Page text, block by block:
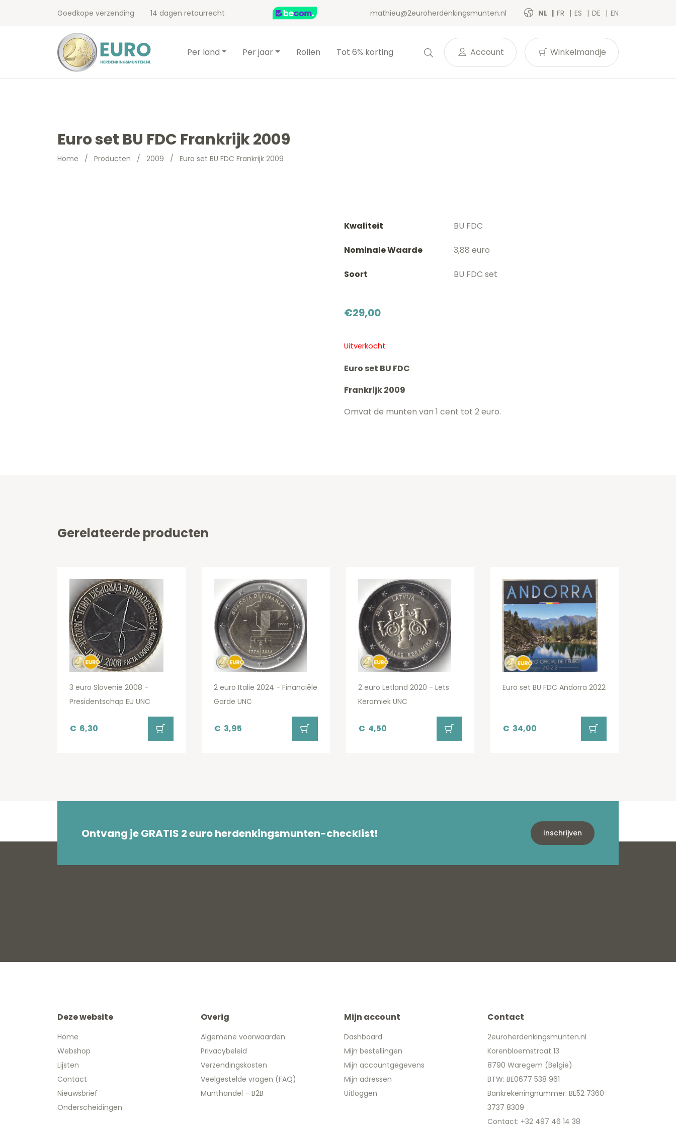
Goedkope verzending 14 dagen retourrecht mathieu@2euroherdenkingsmunten.nl NL FR ES DE EN
Per land Per jaar Rollen Tot 6% korting Account Winkelmandje
Euro set BU FDC Frankrijk 2009
Home / Producten / 2009 / Euro set BU FDC Frankrijk 2009
Kwaliteit BU FDC
Nominale Waarde 3,88 euro
Soort BU FDC set
€29,00
Uitverkocht
Euro set BU FDC
Frankrijk 2009
Omvat de munten van 1 cent tot 2 euro.
Gerelateerde producten
3 euro Slovenië 2008 -
Presidentschap EU UNC
€ 6,30
2 euro Italie 2024 - Financiële
Garde UNC
€ 3,95
2 euro Letland 2020 - Lets
Keramiek UNC
€ 4,50
Euro set BU FDC Andorra 2022
€ 34,00
Ontvang je GRATIS 2 euro herdenkingsmunten-checklist! Inschrijven
Deze website
Home
Webshop
Lijsten
Contact
Nieuwsbrief
Onderscheidingen
Overig
Algemene voorwaarden
Privacybeleid
Verzendingskosten
Veelgestelde vragen (FAQ)
Munthandel – B2B
Mijn account
Dashboard
Mijn bestellingen
Mijn accountgegevens
Mijn adressen
Uitloggen
Contact
2euroherdenkingsmunten.nl
Korenbloemstraat 13
8790 Waregem (België)
BTW: BE0677 538 961
Bankrekeningnummer: BE52 7360
3737 8309
Contact: +32 497 46 14 38